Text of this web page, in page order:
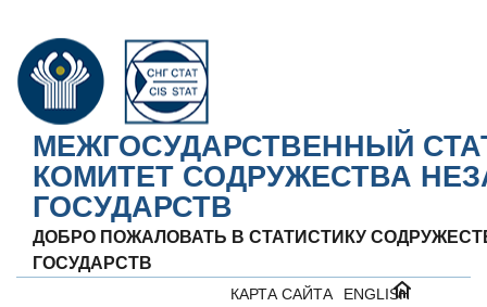
МЕЖГОСУДАРСТВЕННЫЙ
КОМИТЕТ СОДРУЖЕСТВА
ГОСУДАРСТВ
ДОБРО ПОЖАЛОВАТЬ В СТАТИСТИКУ
ГОСУДАРСТВ
ENGLISH
КАРТА САЙТА